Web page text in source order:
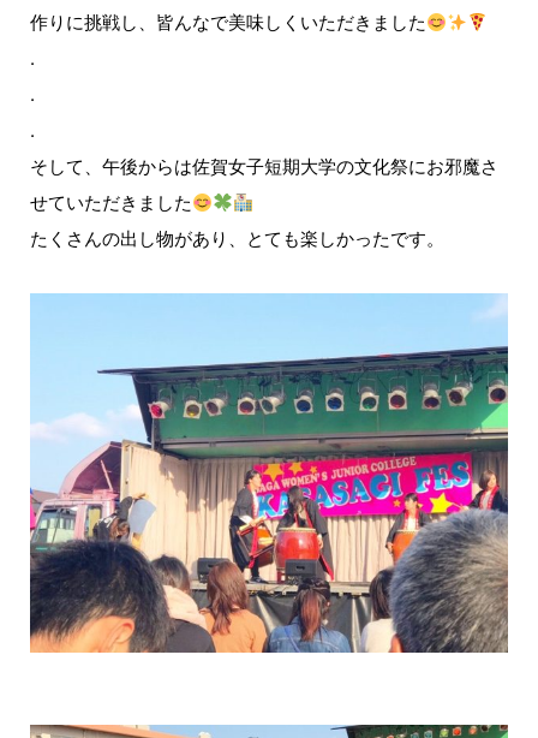
作りに挑戦し、皆んなで美味しくいただきました
.
.
.
そして、午後からは佐賀女子短期大学の文化祭にお邪魔さ
せていただきました
たくさんの出し物があり、とても楽しかったです。